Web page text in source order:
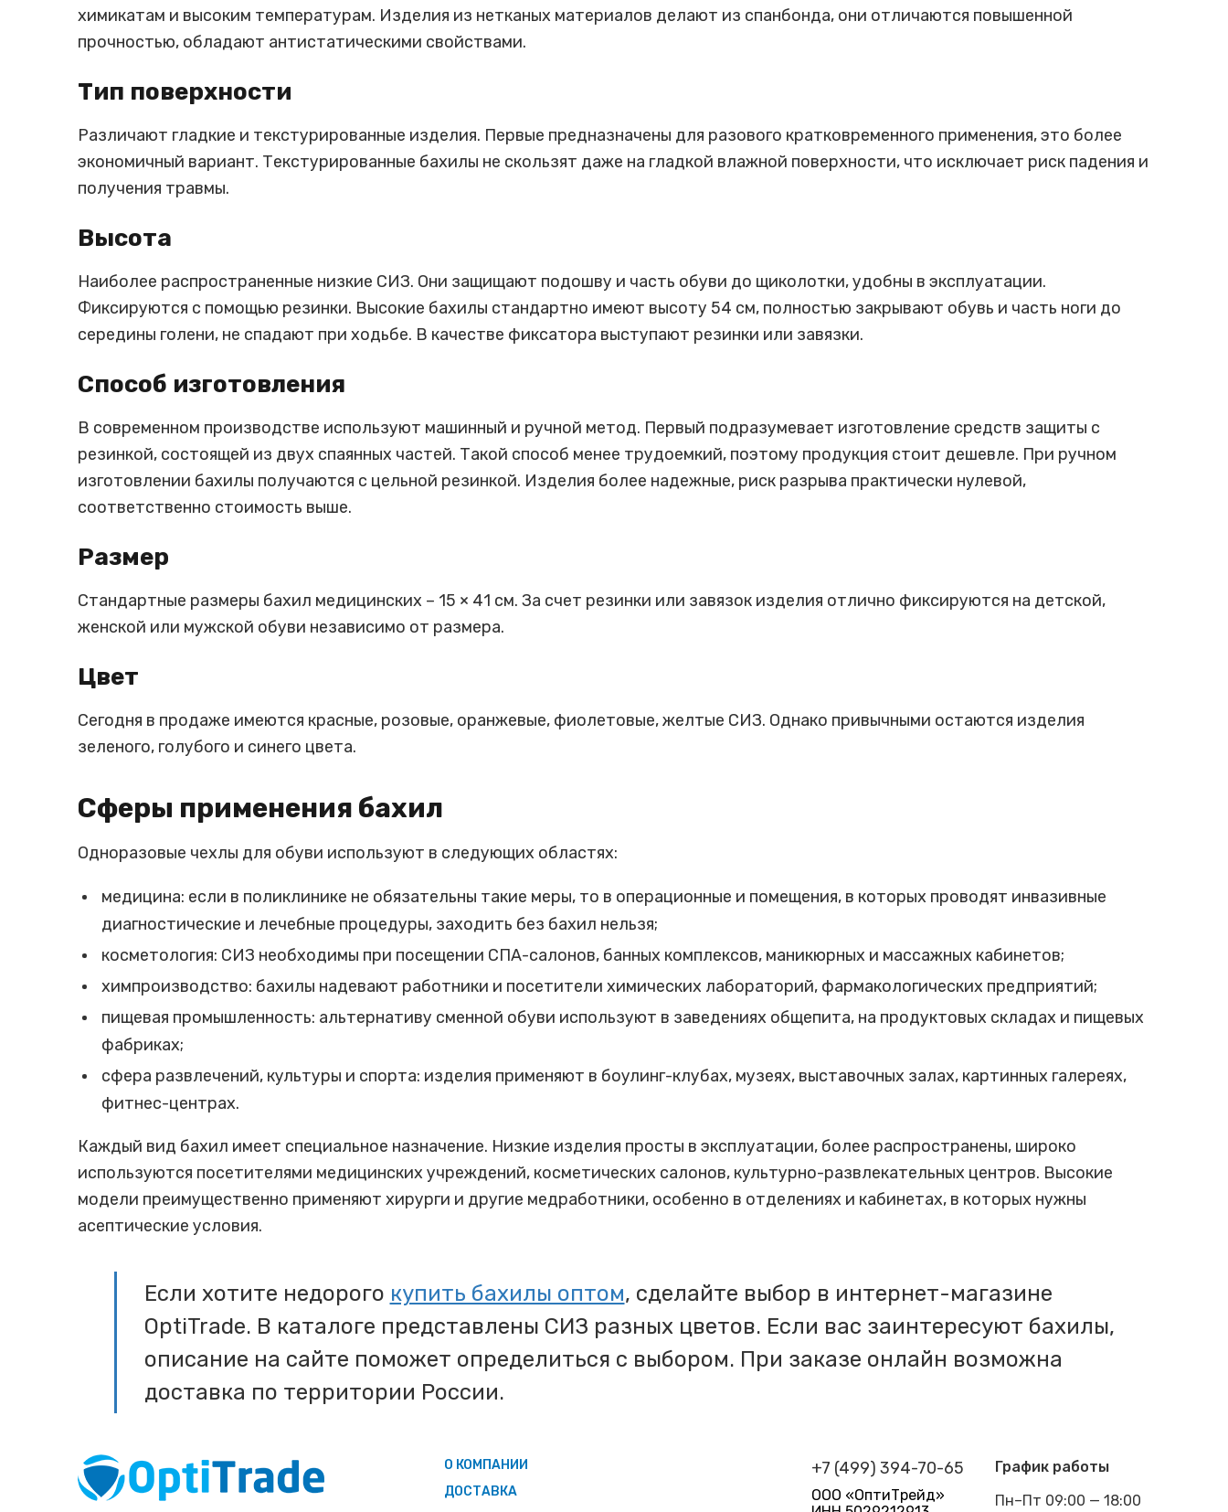
химикатам и высоким температурам. Изделия из нетканых материалов делают из спанбонда, они отличаются повышенной
прочностью, обладают антистатическими свойствами.
Тип поверхности
Различают гладкие и текстурированные изделия. Первые предназначены для разового кратковременного применения, это более
экономичный вариант. Текстурированные бахилы не скользят даже на гладкой влажной поверхности, что исключает риск падения и
получения травмы.
Высота
Наиболее распространенные низкие СИЗ. Они защищают подошву и часть обуви до щиколотки, удобны в эксплуатации.
Фиксируются с помощью резинки. Высокие бахилы стандартно имеют высоту 54 см, полностью закрывают обувь и часть ноги до
середины голени, не спадают при ходьбе. В качестве фиксатора выступают резинки или завязки.
Способ изготовления
В современном производстве используют машинный и ручной метод. Первый подразумевает изготовление средств защиты с
резинкой, состоящей из двух спаянных частей. Такой способ менее трудоемкий, поэтому продукция стоит дешевле. При ручном
изготовлении бахилы получаются с цельной резинкой. Изделия более надежные, риск разрыва практически нулевой,
соответственно стоимость выше.
Размер
Стандартные размеры бахил медицинских – 15 × 41 см. За счет резинки или завязок изделия отлично фиксируются на детской,
женской или мужской обуви независимо от размера.
Цвет
Сегодня в продаже имеются красные, розовые, оранжевые, фиолетовые, желтые СИЗ. Однако привычными остаются изделия
зеленого, голубого и синего цвета.
Сферы применения бахил
Одноразовые чехлы для обуви используют в следующих областях:
медицина: если в поликлинике не обязательны такие меры, то в операционные и помещения, в которых проводят инвазивные
диагностические и лечебные процедуры, заходить без бахил нельзя;
косметология: СИЗ необходимы при посещении СПА-салонов, банных комплексов, маникюрных и массажных кабинетов;
химпроизводство: бахилы надевают работники и посетители химических лабораторий, фармакологических предприятий;
пищевая промышленность: альтернативу сменной обуви используют в заведениях общепита, на продуктовых складах и пищевых
фабриках;
сфера развлечений, культуры и спорта: изделия применяют в боулинг-клубах, музеях, выставочных залах, картинных галереях,
фитнес-центрах.
Каждый вид бахил имеет специальное назначение. Низкие изделия просты в эксплуатации, более распространены, широко
используются посетителями медицинских учреждений, косметических салонов, культурно-развлекательных центров. Высокие
модели преимущественно применяют хирурги и другие медработники, особенно в отделениях и кабинетах, в которых нужны
асептические условия.
Если хотите недорого купить бахилы оптом, сделайте выбор в интернет-магазине
OptiTrade. В каталоге представлены СИЗ разных цветов. Если вас заинтересуют бахилы,
описание на сайте поможет определиться с выбором. При заказе онлайн возможна
доставка по территории России.
О КОМПАНИИ
ДОСТАВКА
+7 (499) 394-70-65
ООО «ОптиТрейд»
График работы
Пн–Пт 09:00 — 18:00